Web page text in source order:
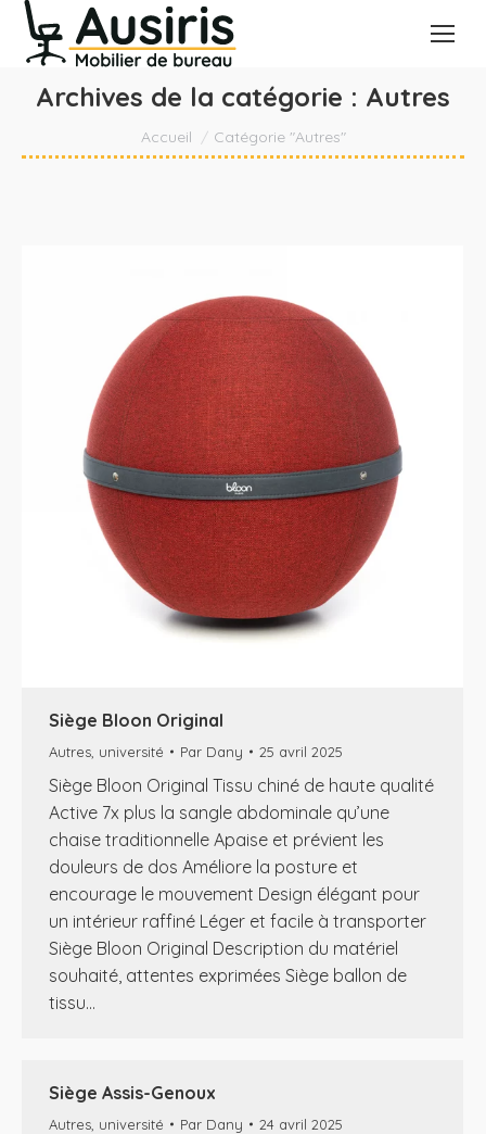
Archives de la catégorie : Autres
Vous êtes ici :
Accueil Catégorie "Autres"
Siège Bloon Original
Autres université Par Dany 25 avril 2025
Siège Bloon Original Tissu chiné de haute qualité
Active 7x plus la sangle abdominale qu’une
chaise traditionnelle Apaise et prévient les
douleurs de dos Améliore la posture et
encourage le mouvement Design élégant pour
un intérieur raffiné Léger et facile à transporter
Siège Bloon Original Description du matériel
souhaité, attentes exprimées Siège ballon de
tissu…
Siège Assis-Genoux
Autres université Par Dany 24 avril 2025